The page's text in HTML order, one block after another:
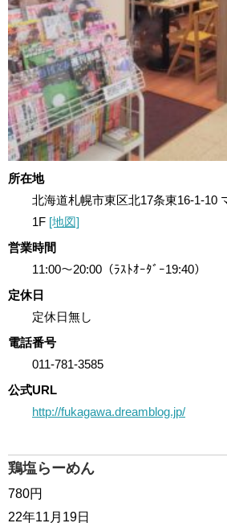
所在地
北海道札幌市東区北17条東16-1-10
1F [地図]
営業時間
11:00～20:00（ﾗｽﾄｵｰﾀﾞｰ19:40）
定休日
定休日無し
電話番号
011-781-3585
公式URL
http://fukagawa.dreamblog.jp/
鶏塩らーめん
780円
22年11月19日